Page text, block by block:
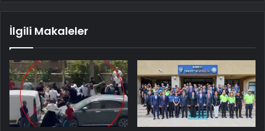
İlgili Makaleler